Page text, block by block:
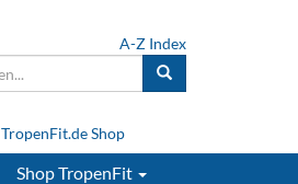
A-Z Index
TropenFit.de Shop
ShopTropenFit